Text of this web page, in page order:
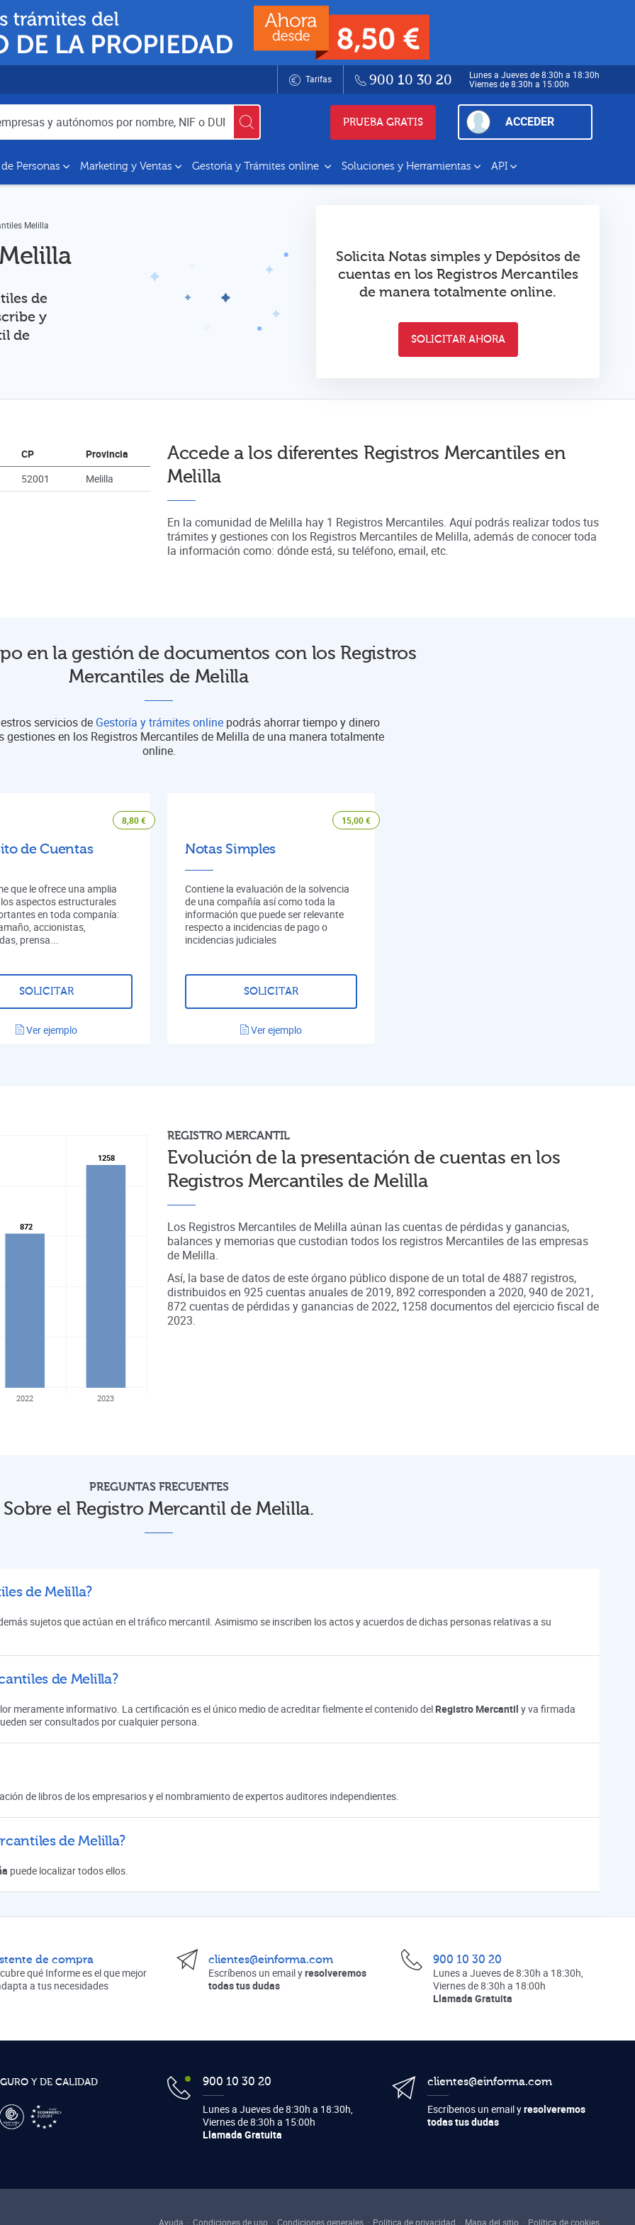
Tarifas 900 10 30 20
Lunes a Jueves de 8:30h a 18:30h
Viernes de 8:30h a 15:00h
PRUEBA GRATIS ACCEDER
Personas Marketing y Ventas Gestoría y Trámites online Soluciones y Herramientas API
Melilla
de
y
de
Solicita Notas simples y Depósitos de
cuentas en los Registros Mercantiles
de manera totalmente online.
SOLICITAR AHORA
Accede a los diferentes Registros Mercantiles en
Melilla
En la comunidad de Melilla hay 1 Registros Mercantiles. Aquí podrás realizar todos tus
trámites y gestiones con los Registros Mercantiles de Melilla, además de conocer toda
la información como: dónde está, su teléfono, email, etc.
CP
Provincia
52001 Melilla
en la gestión de documentos con los Registros
Mercantiles de Melilla
servicios de Gestoría y trámites online podrás ahorrar tiempo y dinero
gestiones en los Registros Mercantiles de Melilla de una manera totalmente
online.
8,80€
de Cuentas
que le ofrece una amplia
aspectos estructurales
en toda companía:
accionistas,
prensa...
SOLICITAR
Ver ejemplo
15,00€
Notas Simples
Contiene la evaluación de la solvencia
de una compañía así como toda la
información que puede ser relevante
respecto a incidencias de pago o
incidencias judiciales
SOLICITAR
Ver ejemplo
REGISTRO MERCANTIL
Evolución de la presentación de cuentas enlos
Registros Mercantiles de Melilla
Los Registros Mercantiles de Melilla aúnan las cuentas de pérdidas y ganancias,
balances y memorias que custodian todos los registros Mercantilesde las empresas
de Melilla.
Así, la base de datos de este órgano público dispone de un total de4887 registros,
distribuidos en 925cuentas anuales de2019, 892corresponden a 2020,940 de2021,
872cuentas de pérdidas y ganancias de2022, 1258 documentos del ejercicio fiscal de
2023.
872
872
1258
1258
2022 2023
PREGUNTAS FRECUENTES
Sobre el Registro Mercantil de Melilla.
de Melilla?
sujetos que actúan en el tráfico mercantil. Asimismo se inscriben los actos y acuerdos de dichas personas relativas a su
de Melilla?
meramente informativo. La certificación es el único medio de acreditar fielmente el contenido del Registro Mercantil y va firmada
ser consultados por cualquier persona.
de libros de los empresarios y el nombramiento de expertos auditores independientes.
de Melilla?
puede localizar todos ellos.
de compra
qué Informe es el que mejor
a tus necesidades
clientes@einforma.com
Escríbenos un email yresolveremos
todas tus dudas
900 10 30 20
Lunes a Jueves de 8:30h a 18:30h,
Viernes de 8:30h a 18:00h
Llamada Gratuita
Y DE CALIDAD 900 10 30 20
Lunes a Jueves de 8:30h a 18:30h,
Viernes de 8:30h a 15:00h
Llamada Gratuita
clientes@einforma.com
Escríbenos un email yresolveremos
todas tus dudas
Ayuda Condiciones de uso Condiciones generales Política de privacidad Mapa del sitio Política de cookies